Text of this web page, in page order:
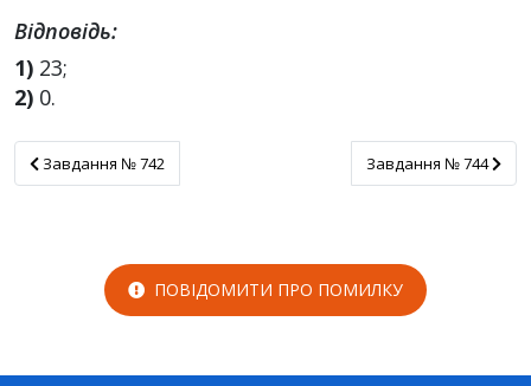
Відповідь:
1) 23;
2) 0.
Завдання № 742
Завдання № 742 Завдання № 744
Завдання № 744
ПОВІДОМИТИ ПРО ПОМИЛКУ